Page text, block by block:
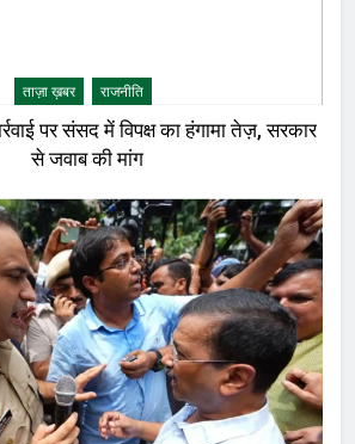
ताज़ा ख़बर राजनीति
पर संसद में विपक्ष का हंगामा तेज़, सरकार
से जवाब की मांग